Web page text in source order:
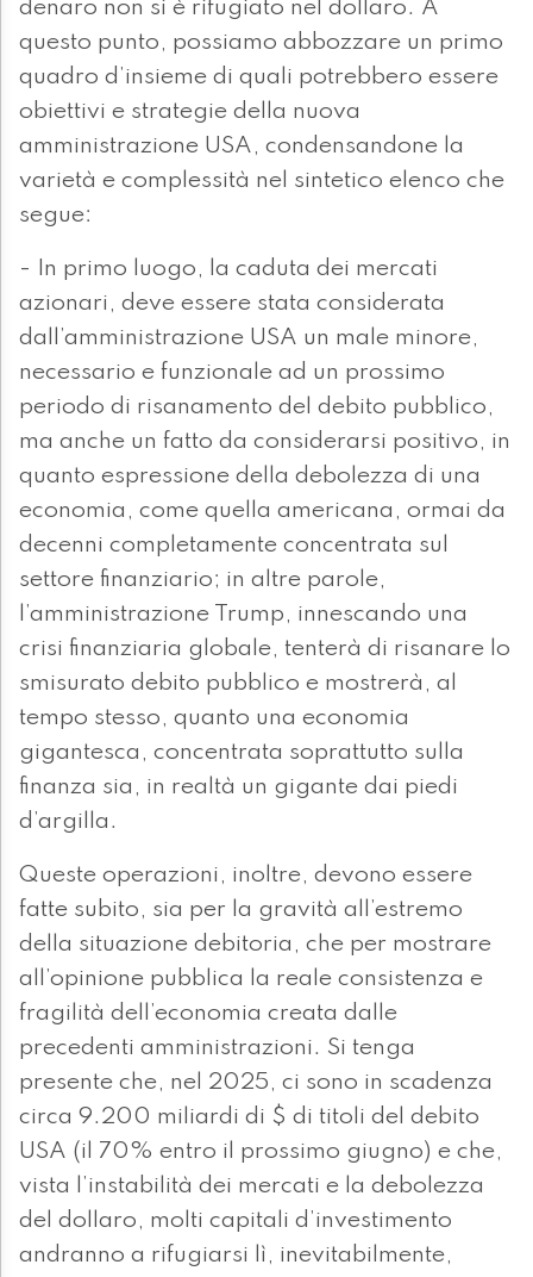
denaro non si è rifugiato nel dollaro. A
questo punto, possiamo abbozzare un primo
quadro d’insieme di quali potrebbero essere
obiettivi e strategie della nuova
amministrazione USA, condensandone la
varietà e complessità nel sintetico elenco che
segue:
- In primo luogo, la caduta dei mercati
azionari, deve essere stata considerata
dall’amministrazione USA un male minore,
necessario e funzionale ad un prossimo
periodo di risanamento del debito pubblico,
ma anche un fatto da considerarsi positivo, in
quanto espressione della debolezza di una
economia, come quella americana, ormai da
decenni completamente concentrata sul
settore finanziario; in altre parole,
l’amministrazione Trump, innescando una
crisi finanziaria globale, tenterà di risanare lo
smisurato debito pubblico e mostrerà, al
tempo stesso, quanto una economia
gigantesca, concentrata soprattutto sulla
finanza sia, in realtà un gigante dai piedi
d’argilla.
Queste operazioni, inoltre, devono essere
fatte subito, sia per la gravità all’estremo
della situazione debitoria, che per mostrare
all’opinione pubblica la reale consistenza e
fragilità dell’economia creata dalle
precedenti amministrazioni. Si tenga
presente che, nel 2025, ci sono in scadenza
circa 9.200 miliardi di $ di titoli del debito
USA (il 70% entro il prossimo giugno) e che,
vista l’instabilità dei mercati e la debolezza
del dollaro, molti capitali d’investimento
andranno a rifugiarsi lì, inevitabilmente,